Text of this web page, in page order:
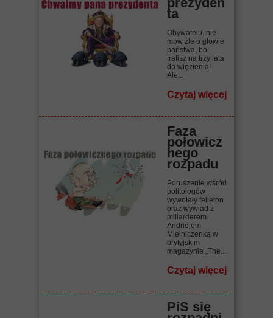
ta
Obywatelu, nie
mów źle o głowie
państwa, bo
trafisz na trzy lata
do więzienia!
Ale...
Czytaj więcej
Faza
połowicz
nego
rozpadu
Poruszenie wśród
politologów
wywołały felieton
oraz wywiad z
miliarderem
Andriejem
Mielniczenką w
brytyjskim
magazynie „The...
Czytaj więcej
PiS się